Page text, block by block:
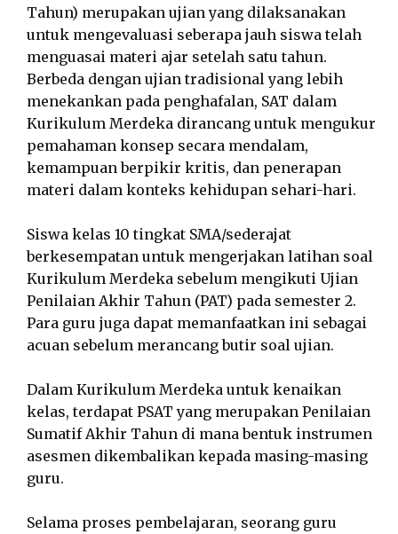
Tahun) merupakan ujian yang dilaksanakan
untuk mengevaluasi seberapa jauh siswa telah
menguasai materi ajar setelah satu tahun.
Berbeda dengan ujian tradisional yang lebih
menekankan pada penghafalan, SAT dalam
Kurikulum Merdeka dirancang untuk mengukur
pemahaman konsep secara mendalam,
kemampuan berpikir kritis, dan penerapan
materi dalam konteks kehidupan sehari-hari.
Siswa kelas 10 tingkat SMA/sederajat
berkesempatan untuk mengerjakan latihan soal
Kurikulum Merdeka sebelum mengikuti Ujian
Penilaian Akhir Tahun (PAT) pada semester 2.
Para guru juga dapat memanfaatkan ini sebagai
acuan sebelum merancang butir soal ujian.
Dalam Kurikulum Merdeka untuk kenaikan
kelas, terdapat PSAT yang merupakan Penilaian
Sumatif Akhir Tahun di mana bentuk instrumen
asesmen dikembalikan kepada masing-masing
guru.
Selama proses pembelajaran, seorang guru